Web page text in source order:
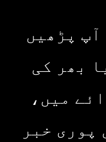
آپ پڑھیں
بھر کی
میں،
پوری خبر